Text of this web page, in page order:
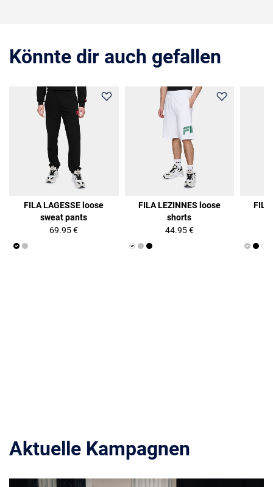
Könnte dir auch gefallen
FILA LAGESSE loose
sweat pants
69.95 €
FILA LEZINNES loose
shorts
44.95 €
FILA
Aktuelle Kampagnen